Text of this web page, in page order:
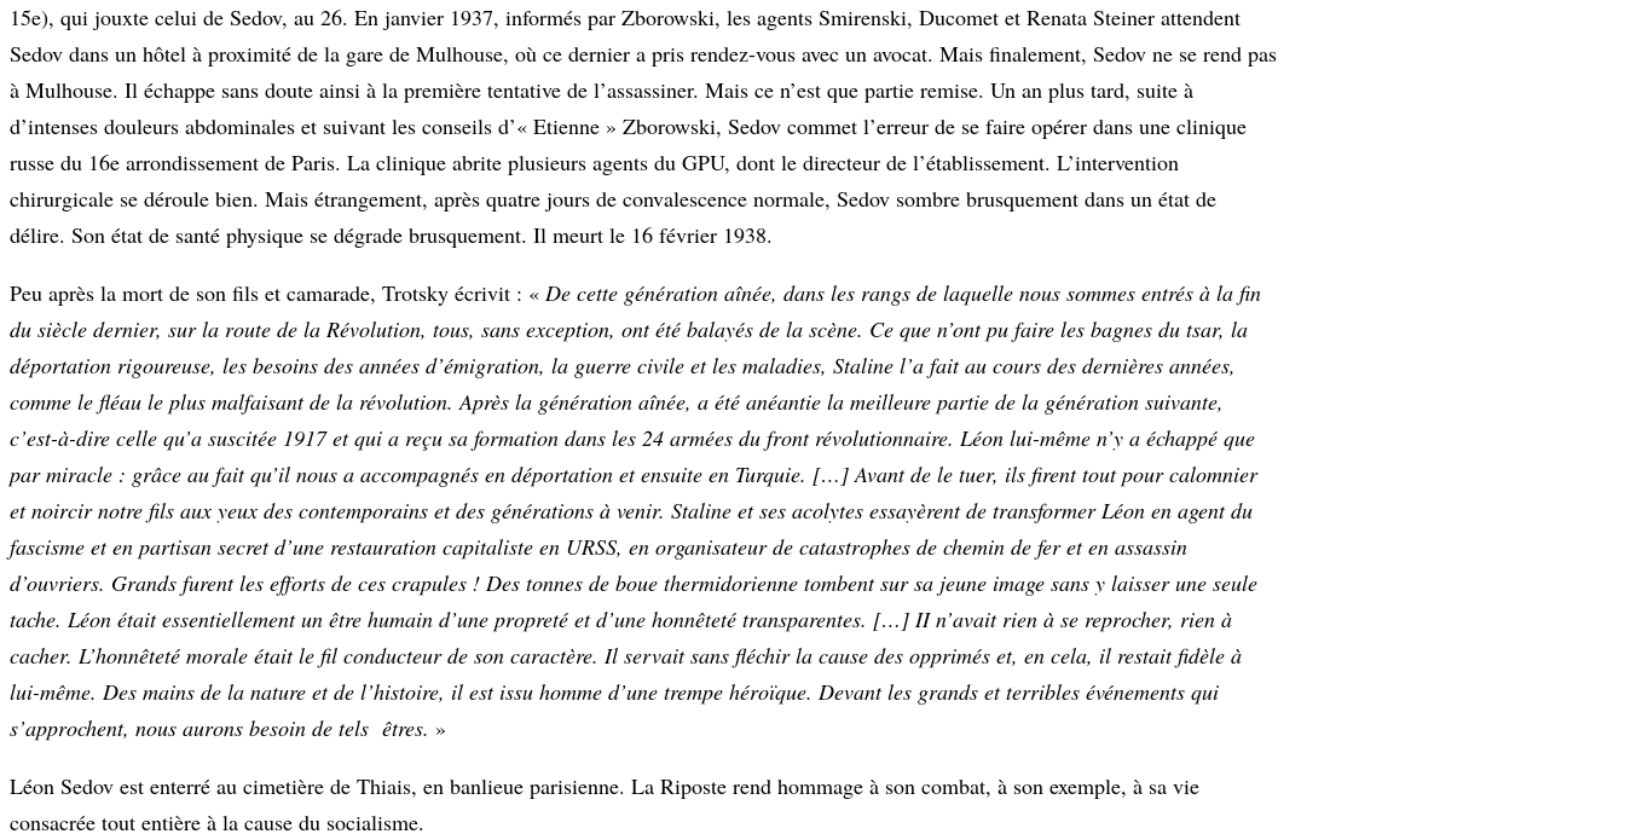
15e), qui jouxte celui de Sedov, au 26. En janvier 1937, informés par Zborowski, les agents Smirenski, Ducomet et Renata Steiner attendent
Sedov dans un hôtel à proximité de la gare de Mulhouse, où ce dernier a pris rendez-vous avec un avocat. Mais finalement, Sedov ne se rend pas
à Mulhouse. Il échappe sans doute ainsi à la première tentative de l’assassiner. Mais ce n’est que partie remise. Un an plus tard, suite à
d’intenses douleurs abdominales et suivant les conseils d’« Etienne » Zborowski, Sedov commet l’erreur de se faire opérer dans une clinique
russe du 16e arrondissement de Paris. La clinique abrite plusieurs agents du GPU, dont le directeur de l’établissement. L’intervention
chirurgicale se déroule bien. Mais étrangement, après quatre jours de convalescence normale, Sedov sombre brusquement dans un état de
délire. Son état de santé physique se dégrade brusquement. Il meurt le 16 février 1938.
Peu après la mort de son fils et camarade, Trotsky écrivit : « De cette génération aînée, dans les rangs de laquelle nous sommes entrés à la fin
du siècle dernier, sur la route de la Révolution, tous, sans exception, ont été balayés de la scène. Ce que n’ont pu faire les bagnes du tsar, la
déportation rigoureuse, les besoins des années d’émigration, la guerre civile et les maladies, Staline l’a fait au cours des dernières années,
comme le fléau le plus malfaisant de la révolution. Après la génération aînée, a été anéantie la meilleure partie de la génération suivante,
c’est-à-dire celle qu’a suscitée 1917 et qui a reçu sa formation dans les 24 armées du front révolutionnaire. Léon lui-même n’y a échappé que
par miracle : grâce au fait qu’il nous a accompagnés en déportation et ensuite en Turquie. […] Avant de le tuer, ils firent tout pour calomnier
et noircir notre fils aux yeux des contemporains et des générations à venir. Staline et ses acolytes essayèrent de transformer Léon en agent du
fascisme et en partisan secret d’une restauration capitaliste en URSS, en organisateur de catastrophes de chemin de fer et en assassin
d’ouvriers. Grands furent les efforts de ces crapules ! Des tonnes de boue thermidorienne tombent sur sa jeune image sans y laisser une seule
tache. Léon était essentiellement un être humain d’une propreté et d’une honnêteté transparentes. […] II n’avait rien à se reprocher, rien à
cacher. L’honnêteté morale était le fil conducteur de son caractère. Il servait sans fléchir la cause des opprimés et, en cela, il restait fidèle à
lui-même. Des mains de la nature et de l’histoire, il est issu homme d’une trempe héroïque. Devant les grands et terribles événements qui
s’approchent, nous aurons besoin de tels êtres. »
Léon Sedov est enterré au cimetière de Thiais, en banlieue parisienne. La Riposte rend hommage à son combat, à son exemple, à sa vie
consacrée tout entière à la cause du socialisme.